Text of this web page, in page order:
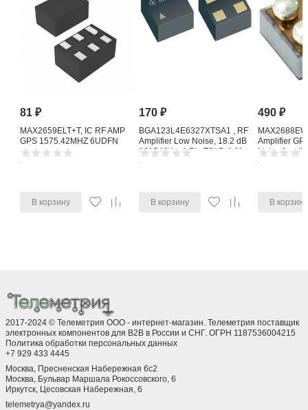
81₽
MAX2659ELT+T, IC RF AMP
GPS 1575.42MHZ 6UDFN
В корзину
170₽
BGA123L4E6327XTSA1 , RF
Amplifier Low Noise, 18.2 dB
1615 MHz, 4-Pin TSLP-4-11
В корзину
490₽
Amplifier
Noise
В корзину
2017-2024 © Телеметрия ООО - интернет-магазин. Телеметрия поставщик
электронных компонентов для B2B в России и СНГ. ОГРН 1187536004215
Политика обработки персональных данных
+7 929 433 4445
Москва, Пресненская Набережная 6с2
Москва, ​Бульвар Маршала Рокоссовского, 6
Иркутск, ​Цесовская Набережная, 6
telemetrya@yandex.ru